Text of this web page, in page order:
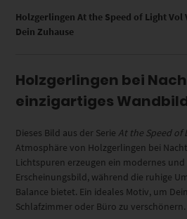
Holzgerlingen At the Speed of Light
Dein Zuhause
Holzgerlingen bei
einzigartiges
Dieses Bild aus der SerieAt the Speed of
Atmosphäre von Holzgerlingen bei
Lichtspuren erzeugen ein modernes
Erscheinungsbild, während die ruhige
Balance bietet. Ein ideales Motiv, um
Schlafzimmer oder Büro zu verschönern.